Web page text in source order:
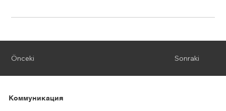
Sonraki
Önceki
Коммуникация